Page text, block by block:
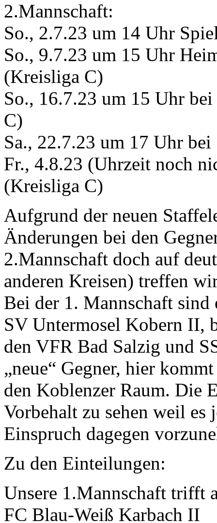
2.Mannschaft:
So., 2.7.23 um 14 Uhr
So., 9.7.23 um 15 Uhr
(Kreisliga C)
So., 16.7.23 um 15 Uhr
C)
Sa., 22.7.23 um 17 Uhr
Fr., 4.8.23 (Uhrzeit noch
(Kreisliga C)
Aufgrund der neuen
Änderungen bei den
2.Mannschaft doch auf
anderen Kreisen) treffen
Bei der 1. Mannschaft
SV Untermosel Kobern II,
den VFR Bad Salzig und
„neue“ Gegner, hier
den Koblenzer Raum. Die
Vorbehalt zu sehen weil es
Einspruch dagegen
Zu den Einteilungen:
Unsere 1.Mannschaft trifft
FC Blau-Weiß Karbach II